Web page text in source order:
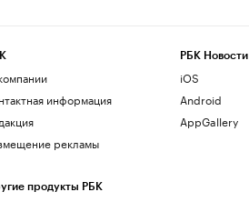
информация
рекламы
продукты РБК
РБК Новости
iOS
Android
AppGallery